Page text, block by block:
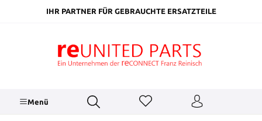
springenIHR PARTNER FÜR GEBRAUCHTE ERSATZTEILE
Menü